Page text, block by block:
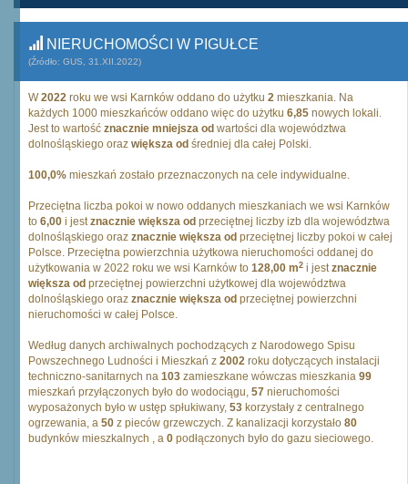
NIERUCHOMOŚCI W PIGUŁCE
(Źródło: GUS, 31.XII.2022)
W2022 roku we wsi Karnków oddano do użytku 2 mieszkania. Na
każdych 1000 mieszkańców oddano więc do użytku 6,85 nowych lokali.
Jest to wartość znacznie mniejsza od wartości dla województwa
dolnośląskiego oraz większa od średniej dla całej Polski.
100,0% mieszkań zostało przeznaczonych na cele indywidualne.
Przeciętna liczba pokoi w nowo oddanych mieszkaniach we wsi Karnków
to 6,00 i jestznacznie większa od przeciętnej liczby izb dla województwa
dolnośląskiego oraz znacznie większa od przeciętnej liczby pokoi w całej
Polsce. Przeciętna powierzchnia użytkowa nieruchomości oddanej do
użytkowania w 2022 roku we wsi Karnków to 128,00 m2 i jestznacznie
większa od przeciętnej powierzchni użytkowej dla województwa
dolnośląskiego oraz znacznie większa od przeciętnej powierzchni
nieruchomości w całej Polsce.
Według danych archiwalnych pochodzących z Narodowego Spisu
Powszechnego Ludności i Mieszkań z 2002 roku dotyczących instalacji
techniczno-sanitarnych na 103 zamieszkane wówczas mieszkania 99
mieszkań przyłączonych było do wodociągu, 57 nieruchomości
wyposażonych było w ustęp spłukiwany, 53 korzystały z centralnego
ogrzewania, a 50 z pieców grzewczych. Z kanalizacji korzystało 80
budynków mieszkalnych , a 0 podłączonych było do gazu sieciowego.